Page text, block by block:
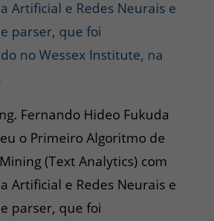
Fernando Hideo Fukuda
o Primeiro Algoritmo de
(Text Analytics) com
Artificial e Redes Neurais e
parser, que foi